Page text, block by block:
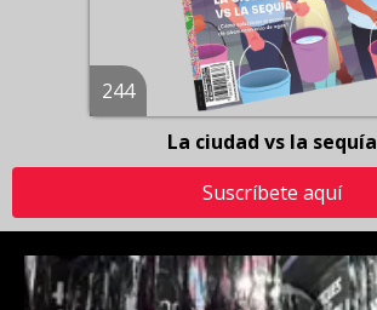
244
La ciudad vs la sequía
Suscríbete aquí